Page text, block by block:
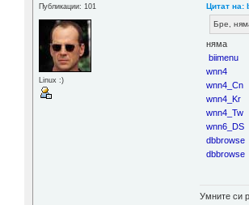
Публикации: 101
Linux :)
Цитат на:
Бре,
няма
wnn4
Умните си